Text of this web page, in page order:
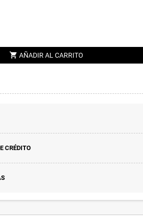
shopping_cart AÑADIR AL CARRITO
CRÉDITO